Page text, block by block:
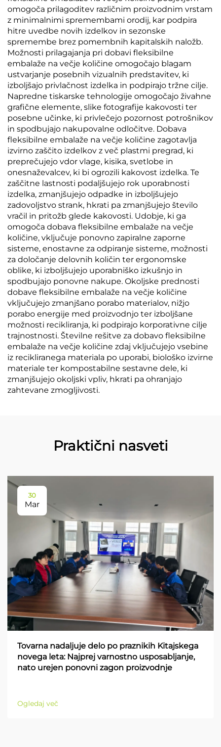
omogoča prilagoditev različnim proizvodnim vrstam
z minimalnimi spremembami orodij, kar podpira
hitre uvedbe novih izdelkov in sezonske
spremembe brez pomembnih kapitalskih naložb.
Možnosti prilagajanja pri dobavi fleksibilne
embalaže na večje količine omogočajo blagam
ustvarjanje posebnih vizualnih predstavitev, ki
izboljšajo privlačnost izdelka in podpirajo tržne cilje.
Napredne tiskarske tehnologije omogočajo živahne
grafične elemente, slike fotografije kakovosti ter
posebne učinke, ki privlečejo pozornost potrošnikov
in spodbujajo nakupovalne odločitve. Dobava
fleksibilne embalaže na večje količine zagotavlja
izvirno zaščito izdelkov z več plastmi pregrad, ki
preprečujejo vdor vlage, kisika, svetlobe in
onesnaževalcev, ki bi ogrozili kakovost izdelka. Te
zaščitne lastnosti podaljšujejo rok uporabnosti
izdelka, zmanjšujejo odpadke in izboljšujejo
zadovoljstvo strank, hkrati pa zmanjšujejo število
vračil in pritožb glede kakovosti. Udobje, ki ga
omogoča dobava fleksibilne embalaže na večje
količine, vključuje ponovno zapiralne zaporne
sisteme, enostavne za odpiranje sisteme, možnosti
za določanje delovnih količin ter ergonomske
oblike, ki izboljšujejo uporabniško izkušnjo in
spodbujajo ponovne nakupe. Okoljske prednosti
dobave fleksibilne embalaže na večje količine
vključujejo zmanjšano porabo materialov, nižjo
porabo energije med proizvodnjo ter izboljšane
možnosti recikliranja, ki podpirajo korporativne cilje
trajnostnosti. Številne rešitve za dobavo fleksibilne
embalaže na večje količine zdaj vključujejo vsebine
iz recikliranega materiala po uporabi, biološko izvirne
materiale ter kompostabilne sestavne dele, ki
zmanjšujejo okoljski vpliv, hkrati pa ohranjajo
zahtevane zmogljivosti.
Praktični nasveti
30
Mar
Tovarna nadaljuje delo po praznikih Kitajskega
novega leta: Najprej varnostno usposabljanje,
nato urejen ponovni zagon proizvodnje
Ogledaj več